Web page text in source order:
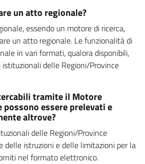
un atto regionale?
essendo un motore di ricerca,
un atto regionale. Le funzionalità di
in vari formati, qualora disponibili,
delle Regioni/Province
tramite il Motore
possono essere prelevati e
altrove?
delle Regioni/Province
delle istruzioni e delle limitazioni per la
nel formato elettronico.